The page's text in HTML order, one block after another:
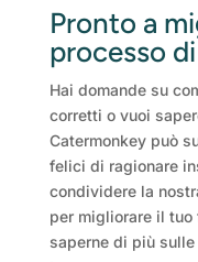
Pronto a
processo
Hai domande su
corretti o vuoi
Catermonkey può
felici di ragionare
condividere la
per migliorare il
saperne di più